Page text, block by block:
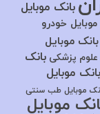
بانک موبایل
خودرو
بانک موبایل
علوم پزشکی بانک
بانک موبایل
موبایل طب سنتی
موبایل